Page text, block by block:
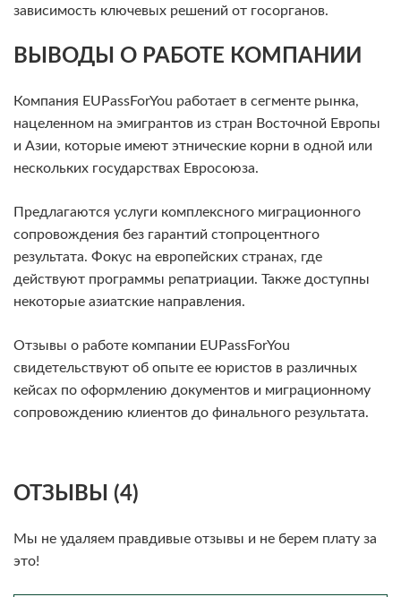
зависимость ключевых решений от госорганов.
ВЫВОДЫ О РАБОТЕ КОМПАНИИ
Компания EUPassForYou работает в сегменте рынка,
нацеленном на эмигрантов из стран Восточной Европы
и Азии, которые имеют этнические корни в одной или
нескольких государствах Евросоюза.
Предлагаются услуги комплексного миграционного
сопровождения без гарантий стопроцентного
результата. Фокус на европейских странах, где
действуют программы репатриации. Также доступны
некоторые азиатские направления.
Отзывы о работе компании EUPassForYou
свидетельствуют об опыте ее юристов в различных
кейсах по оформлению документов и миграционному
сопровождению клиентов до финального результата.
ОТЗЫВЫ (4)
Мы не удаляем правдивые отзывы и не берем плату за
это!